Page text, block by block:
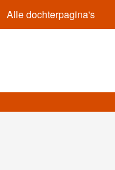
Alle dochterpagina's